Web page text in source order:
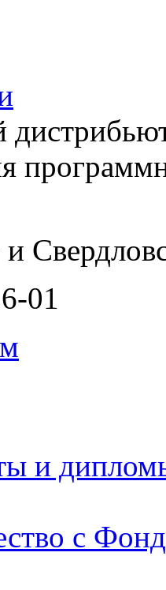
01
и
с